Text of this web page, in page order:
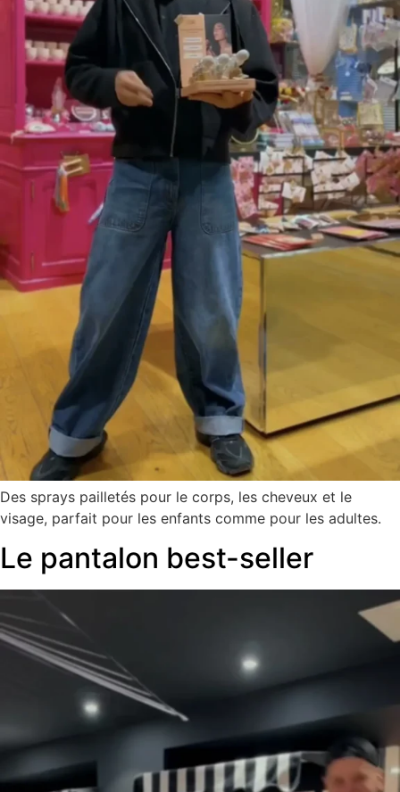
Des sprays pailletés pour le corps, les cheveux et le
visage, parfait pour les enfants comme pour les adultes.
Le pantalon best-seller